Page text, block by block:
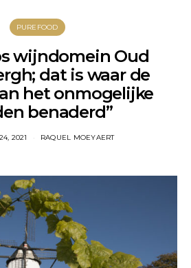
PUREFOOD
wijndomein Oud
dat is waar de
het onmogelijke
benaderd”
2021 RAQUEL MOEYAERT